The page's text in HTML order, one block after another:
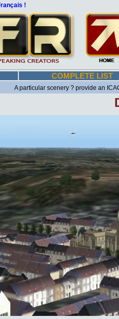
!
COMPLETE LIST
A particular scenery ? provide an